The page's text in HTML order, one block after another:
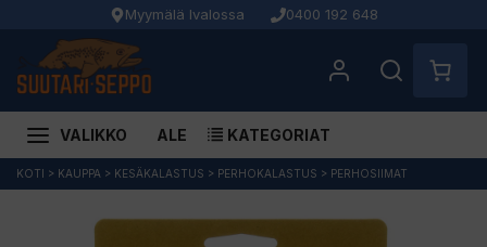
Myymälä Ivalossa 0400 192 648
VALIKKO ALE KATEGORIAT
Siirry
KOTI > KAUPPA > KESÄKALASTUS > PERHOKALASTUS > PERHOSIIMAT